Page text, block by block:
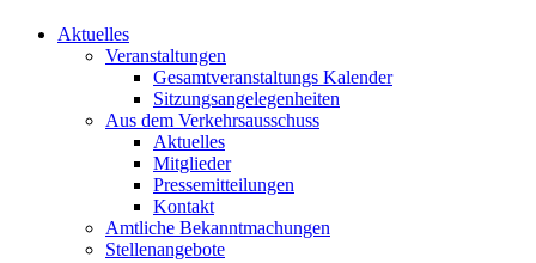
Aktuelles
Veranstaltungen
Gesamtveranstaltungs Kalender
Sitzungsangelegenheiten
Aus dem Verkehrsausschuss
Aktuelles
Mitglieder
Pressemitteilungen
Kontakt
Amtliche Bekanntmachungen
Stellenangebote